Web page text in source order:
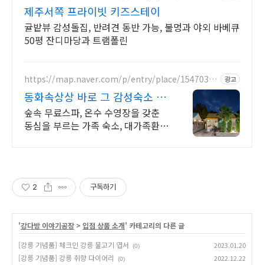
제주서쪽 프라이빗 키즈스테이
귤밭뷰 감성돌집, 반려견 동반 가능, 불멍과 야외 바베큐
50평 잔디마당과 트램폴린
https://map.naver.com/p/entry/place/15470358
광고
동화속상상 바로 그 감성숙소 제
주서쪽 오설록근처 완벽독채
숲속 무료스파, 온수 수영장을 갖춘
동심을 부르는 가족 숙소, 대가족환
2 구독하기
'강다방 이야기공장 > 입점 상품 소개' 카테고리의 다른 글
[강릉 기념품] 체크인 강릉 물고기 엽서
(0) 2023.01.20
[강릉 기념품] 강릉 취향 다이어리 (0) 2022.12.22